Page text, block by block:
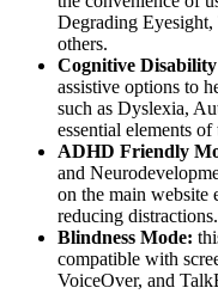
Degrading
others.
Cognitive
assistive options to
such as Dyslexia,
essential elements
ADHD Friendly
and
on the main website
reducing distractions.
Blindness Mode:
compatible with
VoiceOver, and